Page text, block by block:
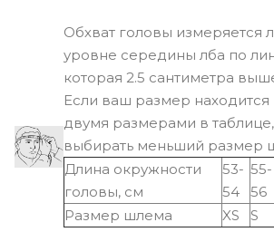
Обхват головы измеряется
уровне середины лба по
которая 2.5 сантиметра
Если ваш размер
двумя размерами в
выбирать меньший размер
Длина окружности
головы, см
53-
54
55-
56
Размер шлема
XS S